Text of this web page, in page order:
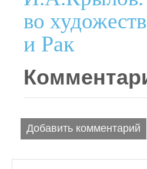
во
и Рак
Добавить комментарий